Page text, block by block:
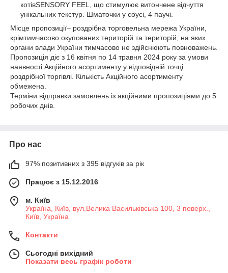
котівSENSORY FEEL, що стимулює витончене відчуття
унікальних текстур. Шматочки у соусі, 4 паучі.
Місце пропозиції– роздрібна торговельна мережа України,
крімтимчасово окупованих територій та територій, на яких
органи влади України тимчасово не здійснюють повноважень.
Пропозиція діє з 16 квітня по 14 травня 2024 року за умови
наявності Акційного асортименту у відповідній точці
роздрібної торгівлі. Кількість Акційного асортименту
обмежена.
Терміни відправки замовлень із акційними пропозиціями до 5
робочих днів.
Про нас
97% позитивних з 395 відгуків за рік
Працює з 15.12.2016
м. Київ
Україна, Київ, вул.Велика Васильківська 100, 3 поверх.,
Київ, Україна
Контакти
Сьогодні вихідний
Показати весь графік роботи